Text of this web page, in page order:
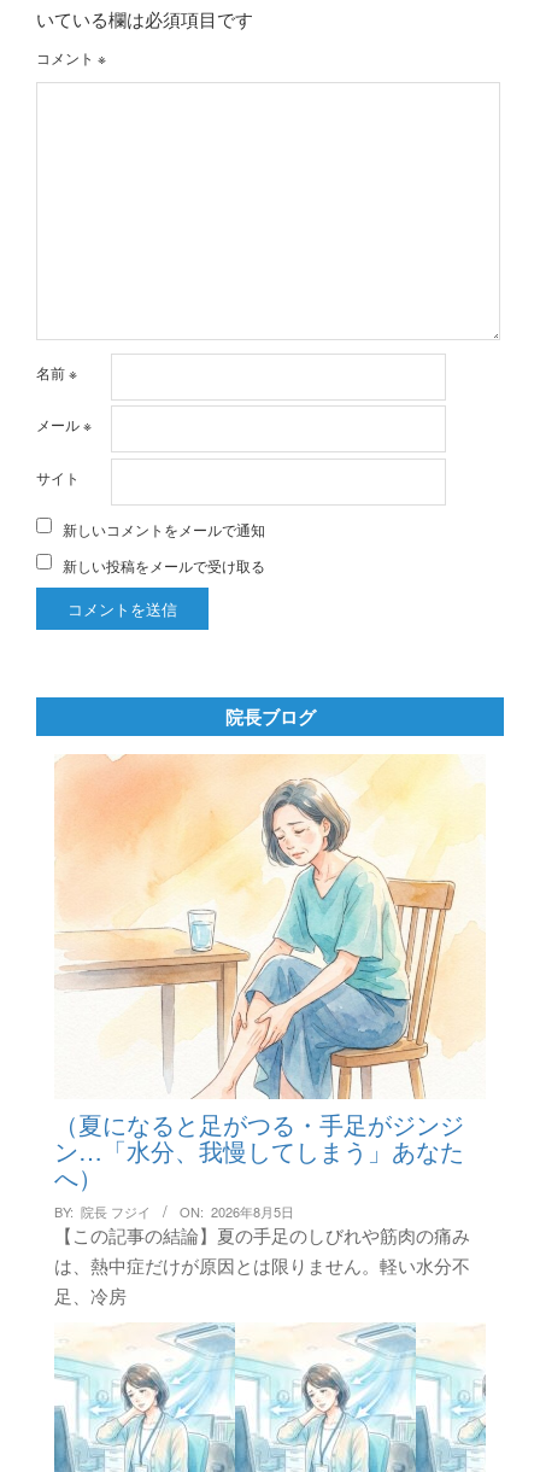
いている欄は必須項目です
コメント ※
名前※
メール※
サイト
新しいコメントをメールで通知
新しい投稿をメールで受け取る
院長ブログ
（夏になると足がつる・手足がジンジ
ン…「水分、我慢してしまう」あなた
へ）
BY: 院長 フジイ ON: 2026年8月5日
【この記事の結論】夏の手足のしびれや筋肉の痛み
は、熱中症だけが原因とは限りません。軽い水分不
足、冷房